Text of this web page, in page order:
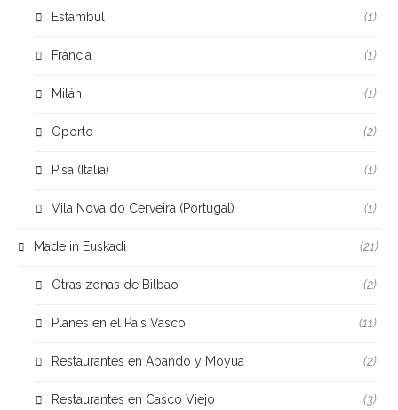
Estambul (1)
Francia (1)
Milán (1)
Oporto (2)
Pisa (Italia) (1)
Vila Nova do Cerveira (Portugal) (1)
Made in Euskadi (21)
Otras zonas de Bilbao (2)
Planes en el País Vasco (11)
Restaurantes en Abando y Moyua (2)
Restaurantes en Casco Viejo (3)